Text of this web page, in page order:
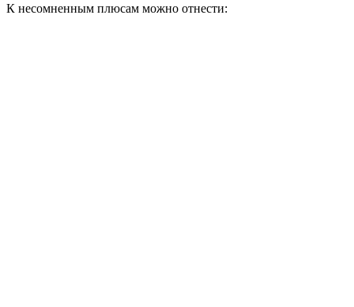
К несомненным плюсам можно отнести: